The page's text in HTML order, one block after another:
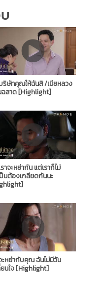
ษัทคุณให้ฉันสิ /เมียหลวง
ฉลาด [Highlight]
าจะหย่ากัน แต่เราก็ไม่
นต้องเกลียดกันนะ
หย่ากับคุณ ฉันไม่มีวัน
นใจ [Highlight]